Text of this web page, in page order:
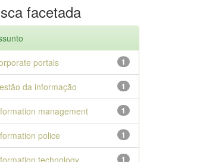
facetada
1
portals
1
da informação
1
management
1
police
1
technology